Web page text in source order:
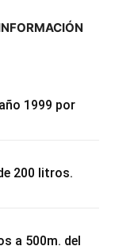
1999 por
200 litros.
a 500m. del